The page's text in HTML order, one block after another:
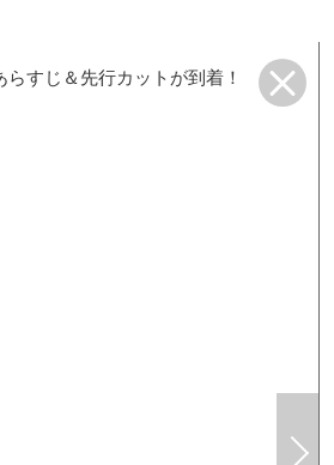
すじ＆先行カットが到着！